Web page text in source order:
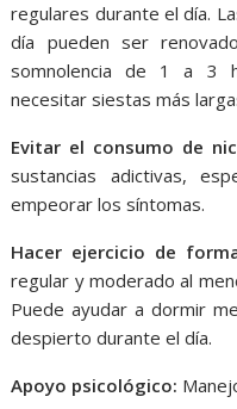
regulares durante el día.
día pueden ser
somnolencia de 1 a 3
necesitar siestas más
Evitar el consumo de
sustancias adictivas,
empeorar los síntomas.
Hacer ejercicio de
regular y moderado al
Puede ayudar a dormir
despierto durante el día.
Apoyo psicológico: